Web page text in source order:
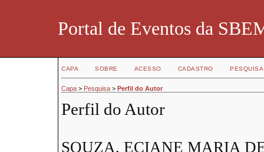
Portal de Eventos da
CAPA SOBRE ACESSO CADASTRO PESQUISA
Capa > Pesquisa > Perfil do Autor
Perfil do Autor
SOUZA, ECIANE MARIA